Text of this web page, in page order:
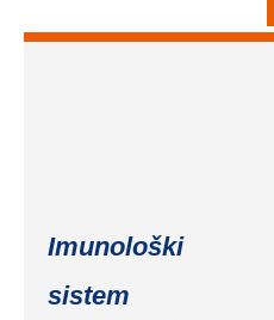
Imunološki
sistem